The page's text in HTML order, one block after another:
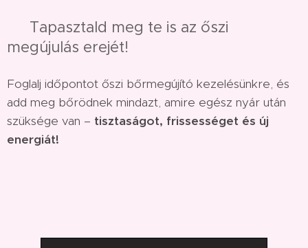
💖 Tapasztald meg te is az őszi
megújulás erejét!
Foglalj időpontot őszi bőrmegújító kezelésünkre, és
add meg bőrödnek mindazt, amire egész nyár után
szüksége van – tisztaságot, frissességet és új
energiát!